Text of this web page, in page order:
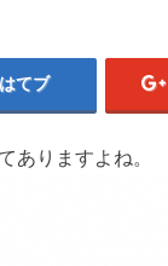
はてブ
ありますよね。